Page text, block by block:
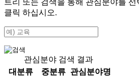
트리 또는 검색을 통해 관심분야를 선
클릭 하십시오.
관심분야 검색 결과
대분류
중분류
관심분야명